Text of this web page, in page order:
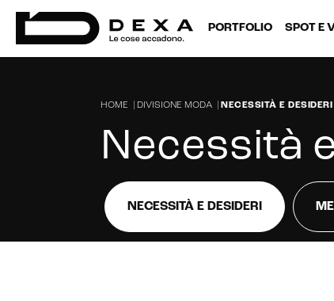
PORTFOLIO SPOT E
HOME DIVISIONE MODA NECESSITÀ E DESIDERI
Necessità
NECESSITÀ E DESIDERI